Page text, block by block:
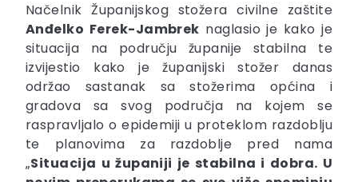
Načelnik Županijskog stožera civilne zaštite
Anđelko Ferek-Jambrek naglasio je kako je
situacija na području županije stabilna te
izvijestio kako je županijski stožer danas
održao sastanak sa stožerima općina i
gradova sa svog područja na kojem se
raspravljalo o epidemiji u proteklom razdoblju
te planovima za razdoblje pred nama
„Situacija u županiji je stabilna i dobra. U